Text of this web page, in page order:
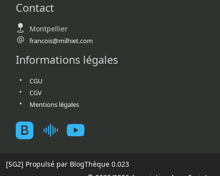
Contact
Montpellier
francois@milhiet.com
Informations légales
CGU
CGV
Mentions légales
[SG2] Propulsé par BlogThèque 0.023